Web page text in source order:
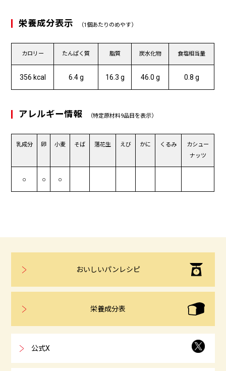
栄養成分表示 （1個あたりのめやす）
カロリー たんぱく質 脂質 炭水化物 食塩相当量
356 kcal 6.4 g 16.3 g 46.0 g 0.8 g
アレルギー情報 （特定原材料9品目を表示）
乳成分 卵 小麦 そば 落花生 えび かに くるみ
カシュー
ナッツ
○ ○ ○
おいしいパンレシピ
栄養成分表
公式X